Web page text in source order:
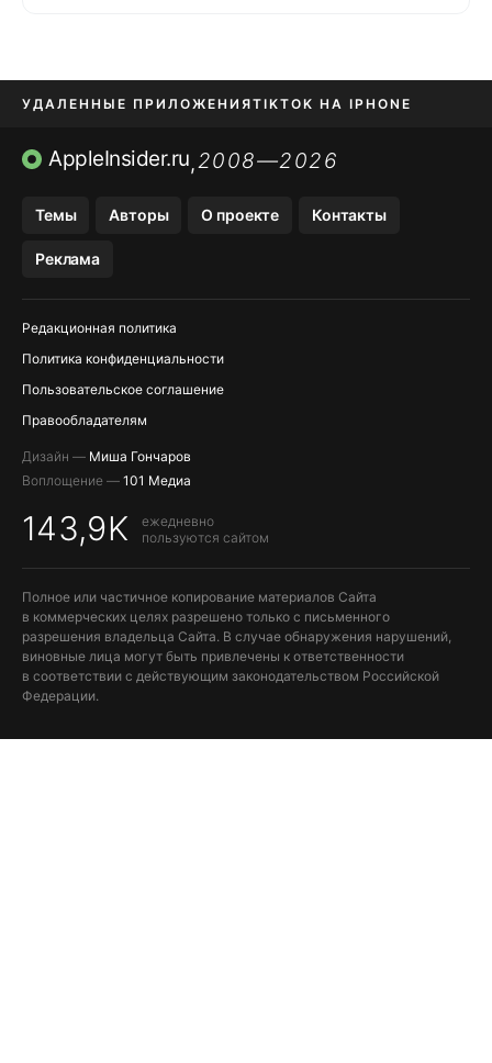
УДАЛЕННЫЕ ПРИЛОЖЕНИЯTIKTOK НА IPHONE
ПРИЛОЖЕНИЯ БЕЗ APP STORE
AppleInsider.ru,2008—2026
Темы Авторы О проекте Контакты
Реклама
Редакционная политика
Политика конфиденциальности
Пользовательское соглашение
Правообладателям
Дизайн — Миша Гончаров
Воплощение — 101 Медиа
143,9K
ежедневно
пользуются сайтом
Полное или частичное копирование материалов Сайта
в коммерческих целях разрешено только с письменного
разрешения владельца Сайта. В случае обнаружения нарушений,
виновные лица могут быть привлечены к ответственности
в соответствии с действующим законодательством Российской
Федерации.